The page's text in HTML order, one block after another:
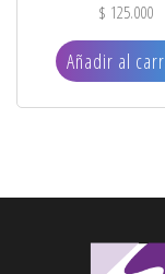
$ 125.000
Añadir al